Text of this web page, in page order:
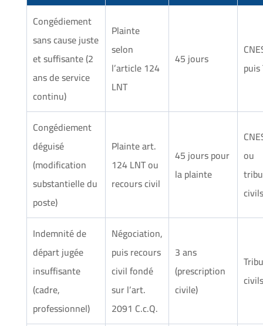
Congédiement
sans cause juste
et suffisante(2
ans de service
continu)
Plainte
selon
l’article 124
LNT
45 jours
puis
Congédiement
déguisé
(modification
substantielle du
poste)
Plainte art.
124 LNT ou
recours civil
45 jours pour
la plainte
ou
civils
Indemnité de
départ jugée
insuffisante
(cadre,
professionnel)
Négociation,
puis recours
civil fondé
sur l’art.
2091 C.c.Q.
3 ans
(prescription
civile)
civils